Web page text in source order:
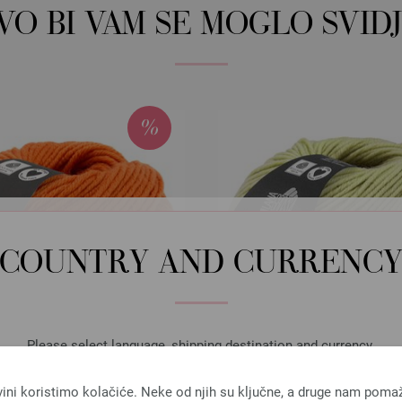
COUNTRY AND CURRENCY
Please select language, shipping destination and currency.
koristimo kolačiće. Neke od njih su ključne, a druge nam
BI VAM SE MOGLO
Lana Grossa Lana Grossa